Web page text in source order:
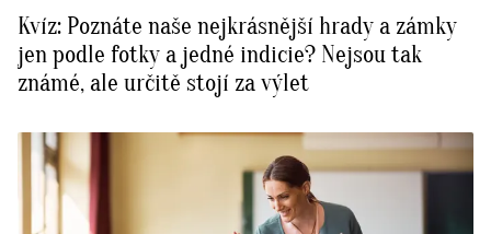
Kvíz: Poznáte naše nejkrásnější hrady a zámky
jen podle fotky a jedné indicie? Nejsou tak
známé, ale určitě stojí za výlet